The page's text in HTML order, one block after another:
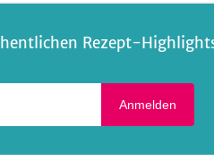
Rezept-
Anmelden